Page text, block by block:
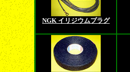
NGK イリジウムプラグ